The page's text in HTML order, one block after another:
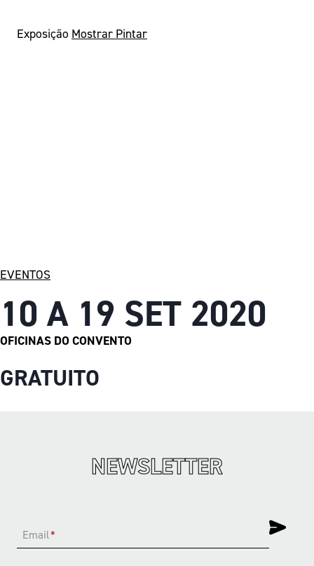
Exposição Mostrar Pintar
EVENTOS
10 A 19 SET 2020
OFICINAS DO CONVENTO
GRATUITO
NEWSLETTER
Email*